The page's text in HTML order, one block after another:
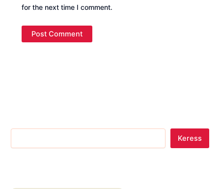
for the next time I comment.
Keress